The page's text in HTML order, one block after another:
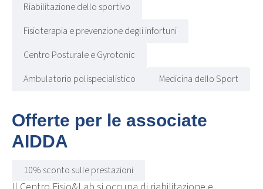
Riabilitazione dello sportivo
Fisioterapia e prevenzione degli infortuni
Centro Posturale e Gyrotonic
Ambulatorio polispecialistico
Medicina dello Sport
Offerte per le associate
AIDDA
10% sconto sulle prestazioni